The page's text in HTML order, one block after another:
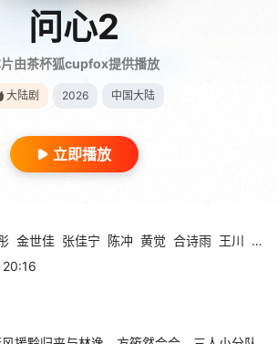
问心2
由茶杯狐cupfox提供播放
大陆剧 2026 中国大陆
立即播放
金世佳 张佳宁 陈冲 黄觉 合诗雨 王川 孙